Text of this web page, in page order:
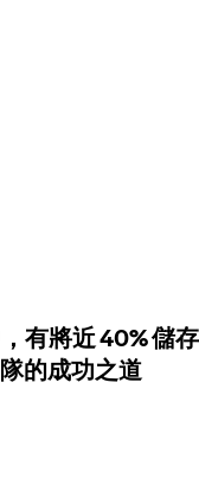
有將近 40% 儲存
的成功之道